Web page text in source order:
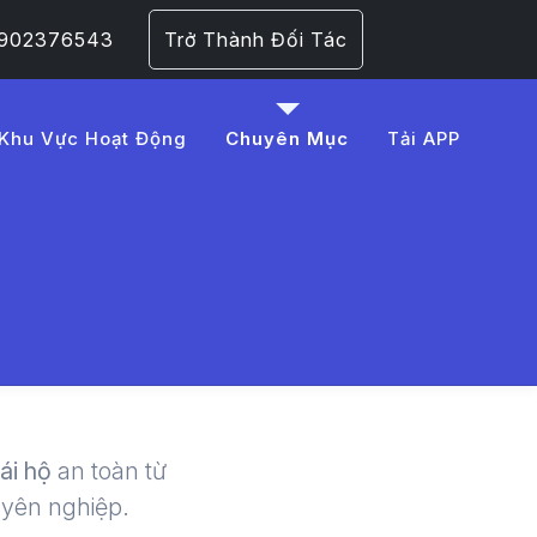
Trở Thành Đối Tác
Khu Vực Hoạt Động Chuyên Mục Tải APP
-
hộ an toàn từ
nghiệp.